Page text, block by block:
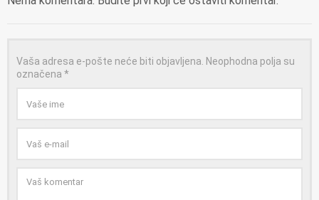
Vaša adresa e-pošte neće biti objavljena. Neophodna polja su
označena *